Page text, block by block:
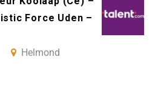
Force Uden –
Helmond